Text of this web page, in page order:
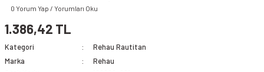
0 Yorum Yap / Yorumları Oku
1.386,42 TL
Kategori
Rehau Rautitan
Marka
Rehau